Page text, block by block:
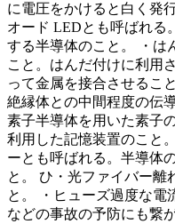
に電圧をかけると白く発
オード LEDとも呼ばれる
する半導体のこと。 ・は
こと。はんだ付けに利用
って金属を接合させるこ
絶縁体との中間程度の伝
素子半導体を用いた素子
利用した記憶装置のこと
ーとも呼ばれる。半導体
と。 ひ・光ファイバー離
と。 ・ヒューズ過度な電
などの事故の予防にも繋